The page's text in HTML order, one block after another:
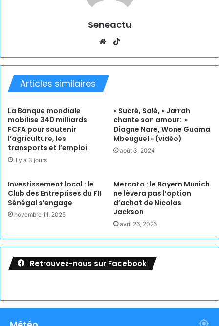
Seneactu
Website
Articles similaires
La Banque mondiale
mobilise 340 milliards
FCFA pour soutenir
l’agriculture, les
transports et l’emploi
il y a 3 jours
« Sucré, Salé, » Jarrah
chante son amour: »
Diagne Nare, Wone Guama
Mbeuguel » (vidéo)
août 3, 2024
Investissement local : le
Club des Entreprises du FII
Sénégal s’engage
novembre 11, 2025
Mercato : le Bayern Munich
ne lèvera pas l’option
d’achat de Nicolas
Jackson
avril 26, 2026
Retrouvez-nous sur Facebook